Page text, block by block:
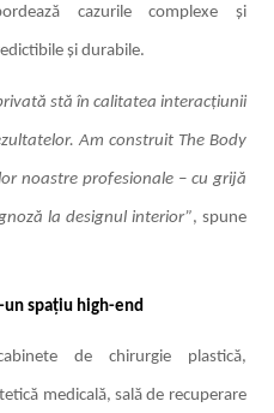
cazurile complexe și
și durabile.
stă în calitatea interacțiunii
Am construit The Body
noastre profesionale – cu grijă
la designul interior”, spune
spațiu high-end
de chirurgie plastică,
medicală, sală de recuperare